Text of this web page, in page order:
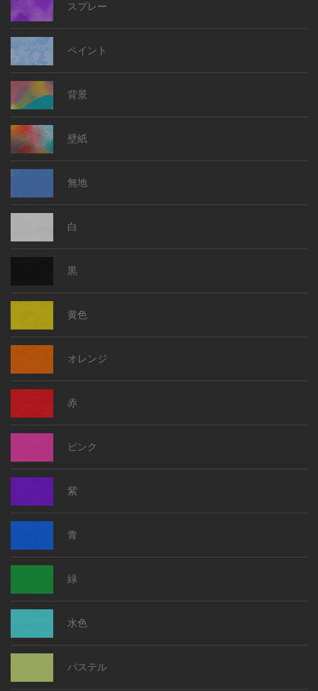
スプレー
ペイント
背景
壁紙
無地
白
黒
黄色
オレンジ
赤
ピンク
紫
青
緑
水色
パステル